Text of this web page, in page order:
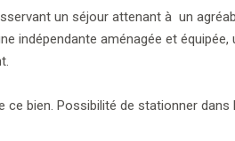
un séjour attenant à un
indépendante aménagée et
ce bien. Possibilité de stationner dans